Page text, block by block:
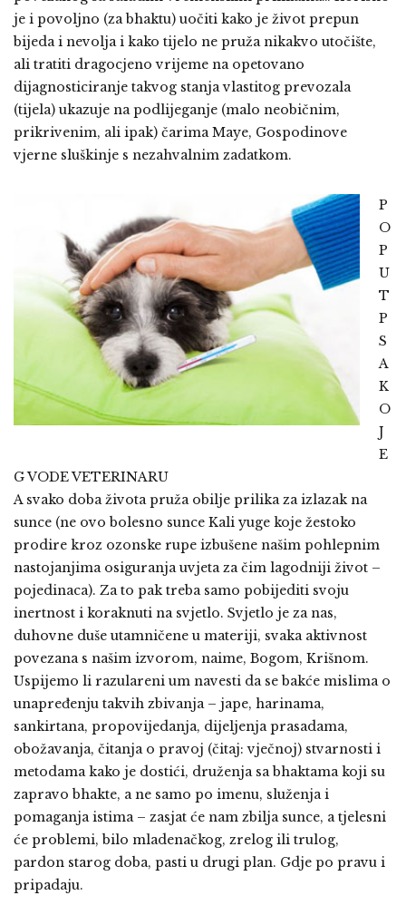
je i povoljno (za bhaktu) uočiti kako je život prepun
bijeda i nevolja i kako tijelo ne pruža nikakvo utočište,
ali tratiti dragocjeno vrijeme na opetovano
dijagnosticiranje takvog stanja vlastitog prevozala
(tijela) ukazuje na podlijeganje (malo neobičnim,
prikrivenim, ali ipak) čarima Maye, Gospodinove
vjerne sluškinje s nezahvalnim zadatkom.
P
O
P
U
T
P
S
A
K
O
J
E
G VODE VETERINARU
A svako doba života pruža obilje prilika za izlazak na
sunce (ne ovo bolesno sunce Kali yuge koje žestoko
prodire kroz ozonske rupe izbušene našim pohlepnim
nastojanjima osiguranja uvjeta za čim lagodniji život –
pojedinaca). Za to pak treba samo pobijediti svoju
inertnost i koraknuti na svjetlo. Svjetlo je za nas,
duhovne duše utamničene u materiji, svaka aktivnost
povezana s našim izvorom, naime, Bogom, Krišnom.
Uspijemo li razulareni um navesti da se bakće mislima o
unapređenju takvih zbivanja – jape, harinama,
sankirtana, propovijedanja, dijeljenja prasadama,
obožavanja, čitanja o pravoj (čitaj: vječnoj) stvarnosti i
metodama kako je dostići, druženja sa bhaktama koji su
zapravo bhakte, a ne samo po imenu, služenja i
pomaganja istima – zasjat će nam zbilja sunce, a tjelesni
će problemi, bilo mladenačkog, zrelog ili trulog,
pardon starog doba, pasti u drugi plan. Gdje po pravu i
pripadaju.